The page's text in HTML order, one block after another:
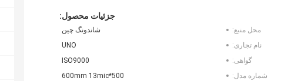
جزئیات محصول:
محل منبع:
شاندونگ چین
نام تجاری:
UNO
گواهی:
ISO9000
شماره مدل:
500*600mm 13mic